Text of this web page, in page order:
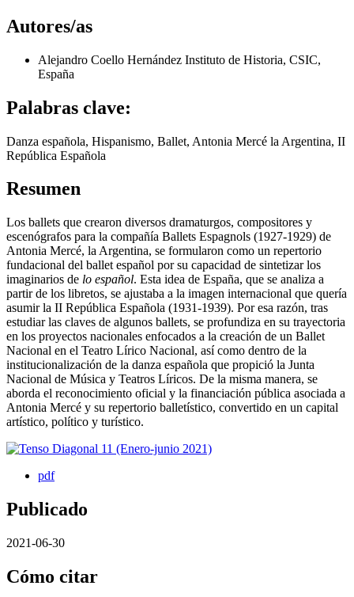
Autores/as
Alejandro Coello Hernández Instituto de Historia, CSIC,
España
Palabras clave:
Danza española, Hispanismo, Ballet, Antonia Mercé la Argentina, II
República Española
Resumen
Los ballets que crearon diversos dramaturgos, compositores y
escenógrafos para la compañía Ballets Espagnols (1927-1929) de
Antonia Mercé, la Argentina, se formularon como un repertorio
fundacional del ballet español por su capacidad de sintetizar los
imaginarios de lo español. Esta idea de España, que se analiza a
partir de los libretos, se ajustaba a la imagen internacional que quería
asumir la II República Española (1931-1939). Por esa razón, tras
estudiar las claves de algunos ballets, se profundiza en su trayectoria
en los proyectos nacionales enfocados a la creación de un Ballet
Nacional en el Teatro Lírico Nacional, así como dentro de la
institucionalización de la danza española que propició la Junta
Nacional de Música y Teatros Líricos. De la misma manera, se
aborda el reconocimiento oficial y la financiación pública asociada a
Antonia Mercé y su repertorio balletístico, convertido en un capital
artístico, político y turístico.
pdf
Publicado
2021-06-30
Cómo citar